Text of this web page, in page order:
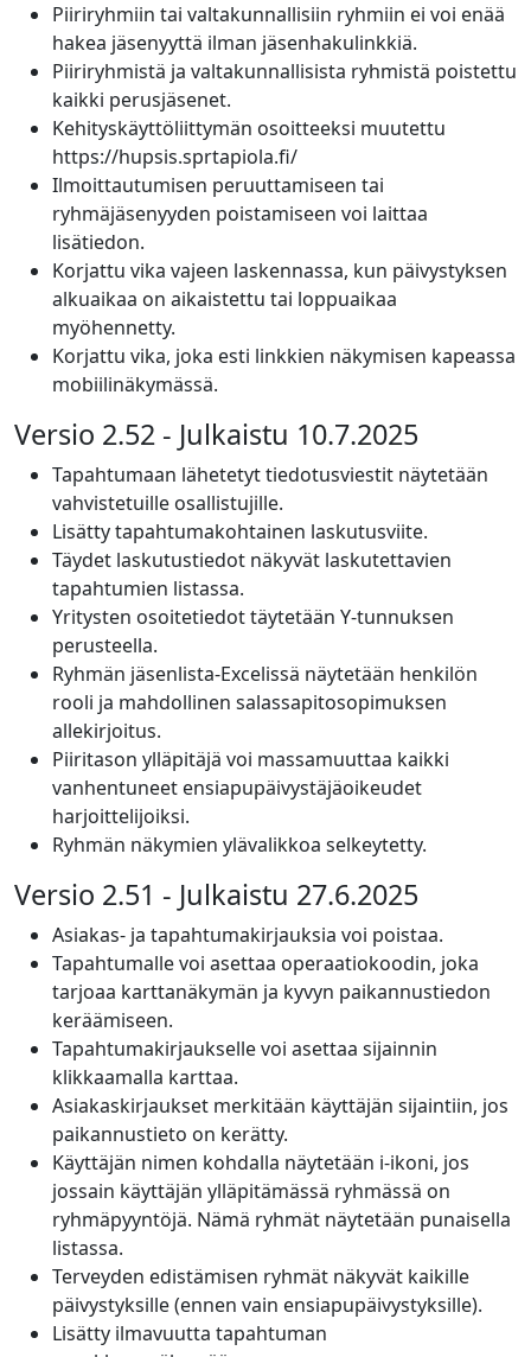
Piiriryhmiin tai valtakunnallisiin ryhmiin ei voi enää
hakea jäsenyyttä ilman jäsenhakulinkkiä.
Piiriryhmistä ja valtakunnallisista ryhmistä poistettu
kaikki perusjäsenet.
Kehityskäyttöliittymän osoitteeksi muutettu
https://hupsis.sprtapiola.fi/
Ilmoittautumisen peruuttamiseen tai
ryhmäjäsenyyden poistamiseen voi laittaa
lisätiedon.
Korjattu vika vajeen laskennassa, kun päivystyksen
alkuaikaa on aikaistettu tai loppuaikaa
myöhennetty.
Korjattu vika, joka esti linkkien näkymisen kapeassa
mobiilinäkymässä.
Versio 2.52 - Julkaistu 10.7.2025
Tapahtumaan lähetetyt tiedotusviestit näytetään
vahvistetuille osallistujille.
Lisätty tapahtumakohtainen laskutusviite.
Täydet laskutustiedot näkyvät laskutettavien
tapahtumien listassa.
Yritysten osoitetiedot täytetään Y-tunnuksen
perusteella.
Ryhmän jäsenlista-Excelissä näytetään henkilön
rooli ja mahdollinen salassapitosopimuksen
allekirjoitus.
Piiritason ylläpitäjä voi massamuuttaa kaikki
vanhentuneet ensiapupäivystäjäoikeudet
harjoittelijoiksi.
Ryhmän näkymien ylävalikkoa selkeytetty.
Versio 2.51 - Julkaistu 27.6.2025
Asiakas- ja tapahtumakirjauksia voi poistaa.
Tapahtumalle voi asettaa operaatiokoodin, joka
tarjoaa karttanäkymän ja kyvyn paikannustiedon
keräämiseen.
Tapahtumakirjaukselle voi asettaa sijainnin
klikkaamalla karttaa.
Asiakaskirjaukset merkitään käyttäjän sijaintiin, jos
paikannustieto on kerätty.
Käyttäjän nimen kohdalla näytetään i-ikoni, jos
jossain käyttäjän ylläpitämässä ryhmässä on
ryhmäpyyntöjä. Nämä ryhmät näytetään punaisella
listassa.
Terveyden edistämisen ryhmät näkyvät kaikille
päivystyksille (ennen vain ensiapupäivystyksille).
Lisätty ilmavuutta tapahtuman